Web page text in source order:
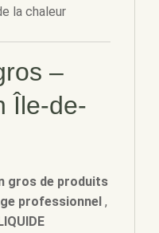
la chaleur
–
Île-de-
gros de produits
professionnel ,